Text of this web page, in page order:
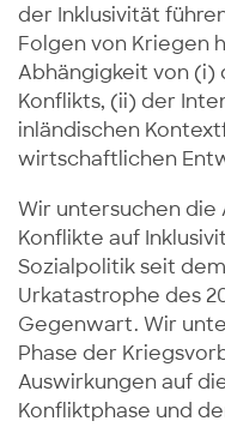
der Inklusivität
Folgen von Kriegen
Abhängigkeit von (i)
Konflikts, (ii) der
inländischen
wirtschaftlichen
Wir untersuchen
Konflikte auf
Sozialpolitik seit
Urkatastrophe des
Gegenwart. Wir
Phase der
Auswirkungen auf
Konfliktphase und